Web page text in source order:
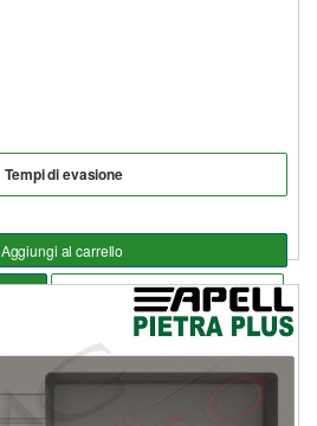
Tempi di evasione
Aggiungi al carrello
Aggiungi alla lista